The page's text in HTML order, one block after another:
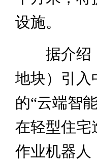
设施。
据介绍，
地块）引入
的“云端智
在轻型住宅
作业机器人